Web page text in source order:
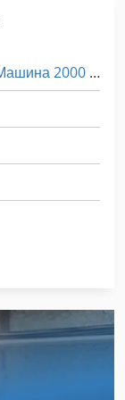
3 Свитък Или Ламаринени Einrollen Машина 2000 Mm